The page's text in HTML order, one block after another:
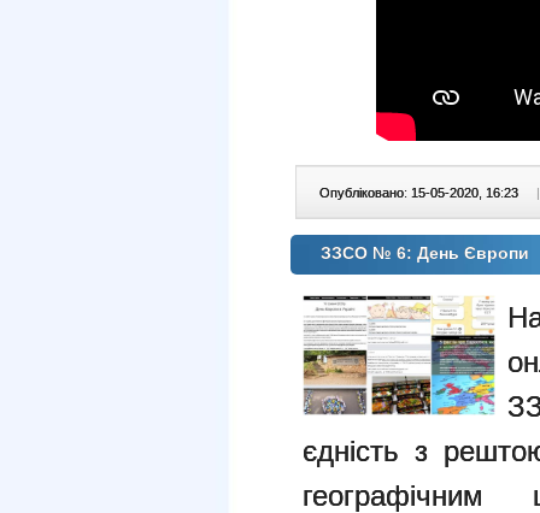
Опубліковано: 15-05-2020, 16:23 |
ЗЗСО № 6: День Європи
єдність з